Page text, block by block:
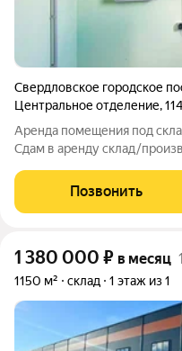
Свердловское городское
Центральное отделение,
Аренда помещения под
Сдам в аренду склад/
Высота потолка 4 м (до
Мощноть 150 кВт. Ворота
Позвонить
1 380 000 ₽ в месяц
1150 м² склад 1 этаж из 1